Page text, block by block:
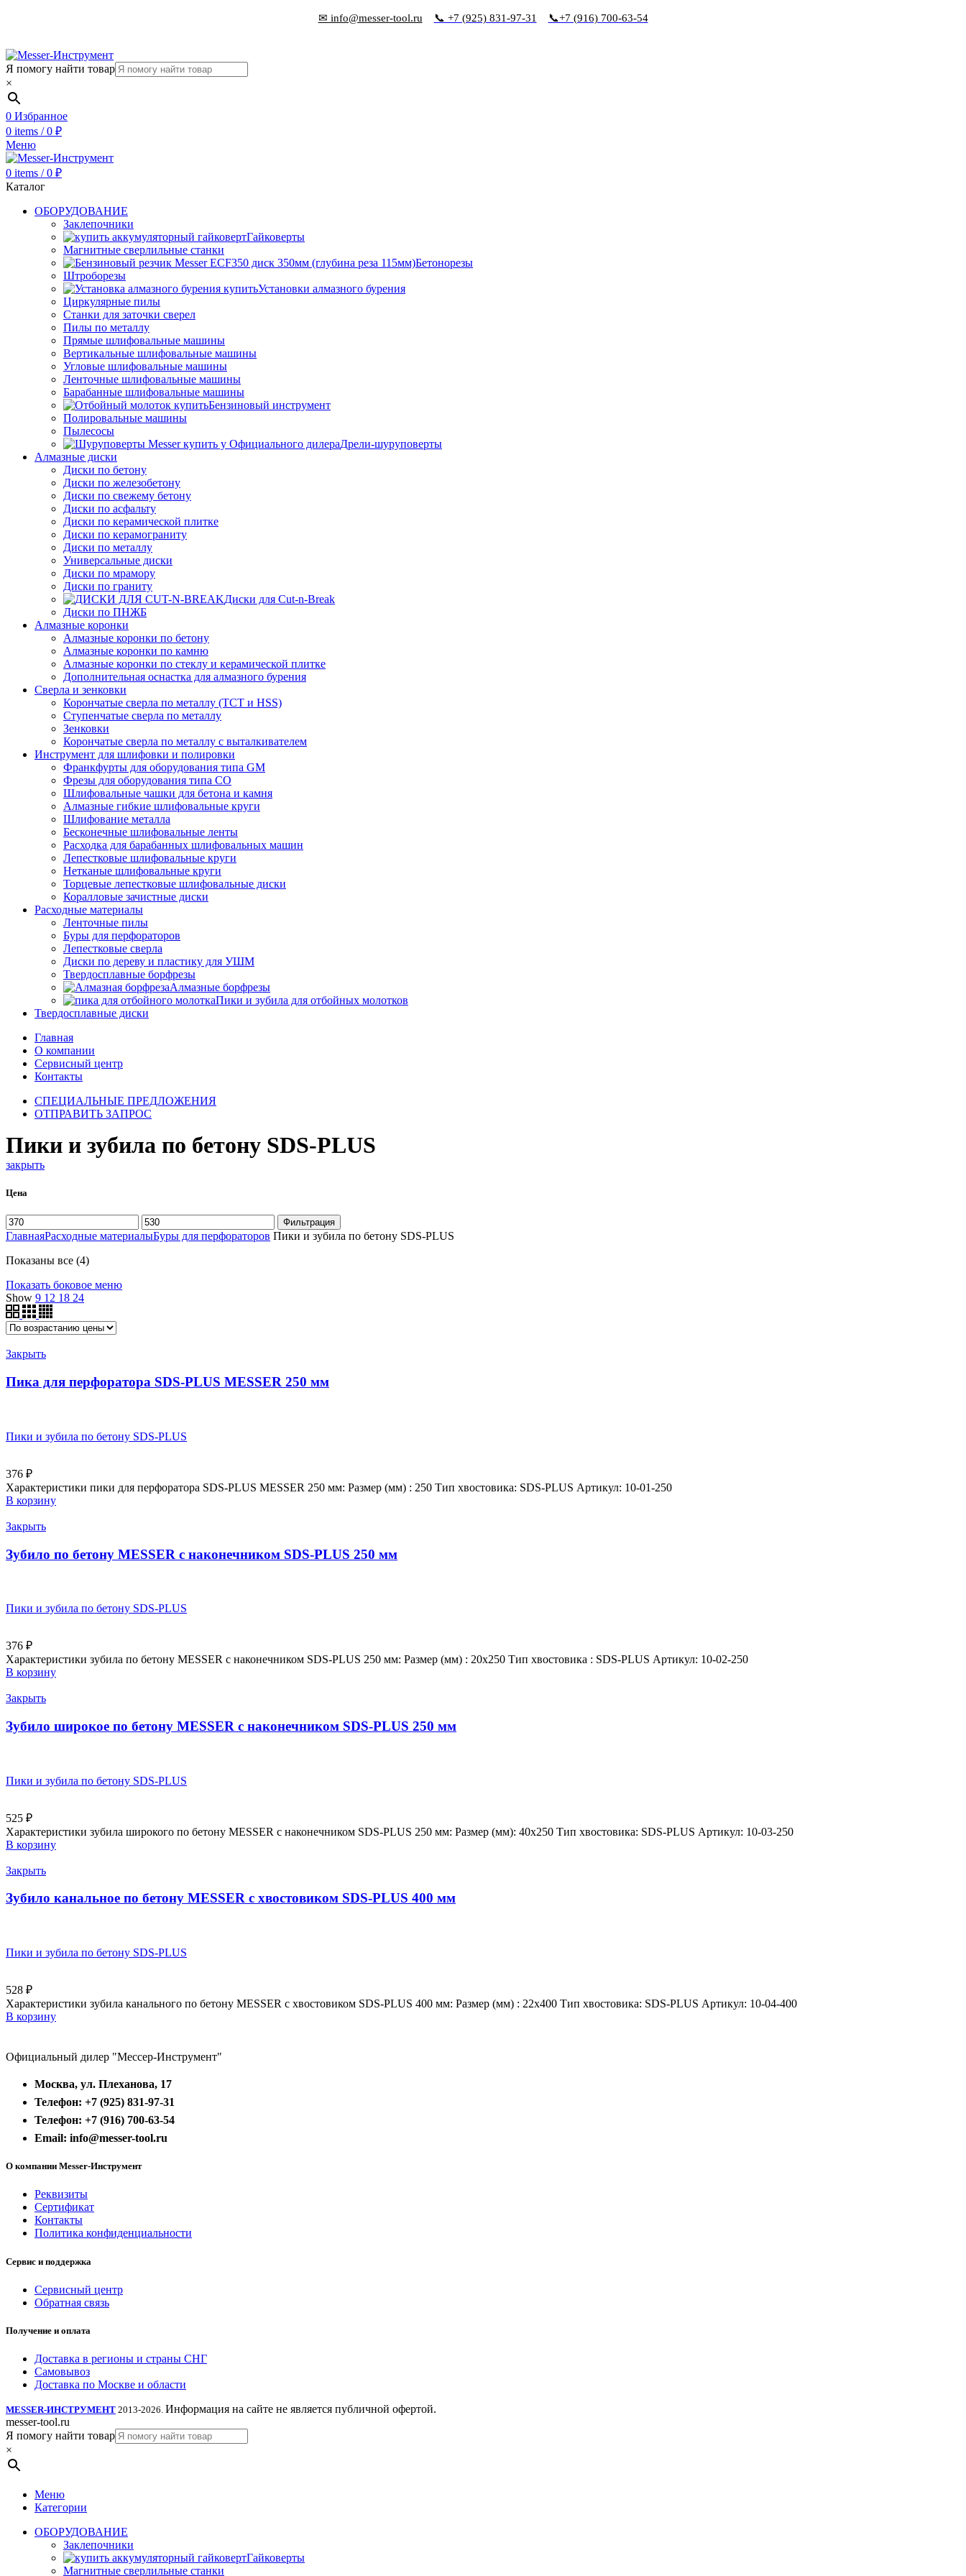
✉ info@messer-tool.ru 📞 +7 (925) 831-97-31 📞+7 (916) 700-63-54
Я помогу найти товар
×
0 Избранное
0 items / 0 ₽
Меню
0 items / 0 ₽
Каталог
ОБОРУДОВАНИЕ
Заклепочники
Гайковерты
Магнитные сверлильные станки
Бетонорезы
Штроборезы
Установки алмазного бурения
Циркулярные пилы
Станки для заточки сверел
Пилы по металлу
Прямые шлифовальные машины
Вертикальные шлифовальные машины
Угловые шлифовальные машины
Ленточные шлифовальные машины
Барабанные шлифовальные машины
Бензиновый инструмент
Полировальные машины
Пылесосы
Дрели-шуруповерты
Алмазные диски
Диски по бетону
Диски по железобетону
Диски по свежему бетону
Диски по асфальту
Диски по керамической плитке
Диски по керамограниту
Диски по металлу
Универсальные диски
Диски по мрамору
Диски по граниту
Диски для Cut-n-Break
Диски по ПНЖБ
Алмазные коронки
Алмазные коронки по бетону
Алмазные коронки по камню
Алмазные коронки по стеклу и керамической плитке
Дополнительная оснастка для алмазного бурения
Сверла и зенковки
Корончатые сверла по металлу (TCT и HSS)
Ступенчатые сверла по металлу
Зенковки
Корончатые сверла по металлу c выталкивателем
Инструмент для шлифовки и полировки
Франкфурты для оборудования типа GM
Фрезы для оборудования типа СО
Шлифовальные чашки для бетона и камня
Алмазные гибкие шлифовальные круги
Шлифование металла
Бесконечные шлифовальные ленты
Расходка для барабанных шлифовальных машин
Лепестковые шлифовальные круги
Нетканые шлифовальные круги
Торцевые лепестковые шлифовальные диски
Коралловые зачистные диски
Расходные материалы
Ленточные пилы
Буры для перфораторов
Лепестковые сверла
Диски по дереву и пластику для УШМ
Твердосплавные борфрезы
Алмазные борфрезы
Пики и зубила для отбойных молотков
Твердосплавные диски
Главная
О компании
Сервисный центр
Контакты
СПЕЦИАЛЬНЫЕ ПРЕДЛОЖЕНИЯ
ОТПРАВИТЬ ЗАПРОС
Пики и зубила по бетону SDS-PLUS
закрыть
Цена
Минимальная
цена
Максимальная
цена
Фильтрация
ГлавнаяРасходные материалыБуры для перфораторов Пики и зубила по бетону SDS-PLUS
Показаны все (4)Цены:
возрастанию
Показать боковое меню
Show 9 12 18 24
Закрыть
Пика для перфоратора SDS-PLUS MESSER 250 мм
Пики и зубила по бетону SDS-PLUS
376 ₽
Характеристики пики для перфоратора SDS-PLUS MESSER 250 мм: Размер (мм) : 250 Тип хвостовика: SDS-PLUS Артикул: 10-01-250
В корзину
Закрыть
Зубило по бетону MESSER с наконечником SDS-PLUS 250 мм
Пики и зубила по бетону SDS-PLUS
376 ₽
Характеристики зубила по бетону MESSER с наконечником SDS-PLUS 250 мм: Размер (мм) : 20х250 Тип хвостовика : SDS-PLUS Артикул: 10-02-250
В корзину
Закрыть
Зубило широкое по бетону MESSER с наконечником SDS-PLUS 250 мм
Пики и зубила по бетону SDS-PLUS
525 ₽
Характеристики зубила широкого по бетону MESSER с наконечником SDS-PLUS 250 мм: Размер (мм): 40х250 Тип хвостовика: SDS-PLUS Артикул: 10-03-250
В корзину
Закрыть
Зубило канальное по бетону MESSER с хвостовиком SDS-PLUS 400 мм
Пики и зубила по бетону SDS-PLUS
528 ₽
Характеристики зубила канального по бетону MESSER с хвостовиком SDS-PLUS 400 мм: Размер (мм) : 22х400 Тип хвостовика: SDS-PLUS Артикул: 10-04-400
В корзину
Официальный дилер "Мессер-Инструмент"
Москва, ул. Плеханова, 17
Телефон: +7 (925) 831-97-31
Телефон: +7 (916) 700-63-54
Email: info@messer-tool.ru
О компании Messer-Инструмент
Реквизиты
Сертификат
Контакты
Политика конфиденциальности
Сервис и поддержка
Сервисный центр
Обратная связь
Получение и оплата
Доставка в регионы и страны СНГ
Самовывоз
Доставка по Москве и области
MESSER-ИНСТРУМЕНТ 2013-2026. Информация на сайте не является публичной офертой.
messer-tool.ru
Я помогу найти товар
×
Меню
Категории
ОБОРУДОВАНИЕ
Заклепочники
Гайковерты
Магнитные сверлильные станки